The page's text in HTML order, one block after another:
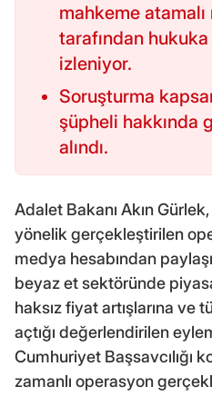
mahkeme
tarafından
izleniyor.
Soruşturma
şüpheli hakkında
alındı.
Adalet Bakanı Akın
yönelik gerçekleştirilen
medya hesabından
beyaz et sektöründe
haksız fiyat artışlarına
açtığı değerlendirilen
Cumhuriyet Başsavcılığı
zamanlı operasyon